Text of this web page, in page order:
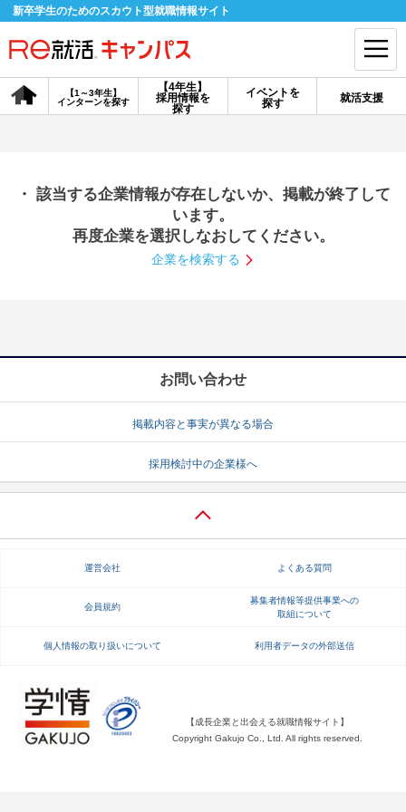
新卒学生のためのスカウト型就職情報サイト
【4年生】
採用情報を
探す
【1～3年生】
インターンを探す
イベントを
探す
就活支援
会員登録 ログイン
探す
【4年生】
説明会を探す
就活ノウハウ・サポート
就活ノウハウが満載！ お役立ち記事・相談室など
就活ニュースペーパー よくある質問
不明点があればこちら
・ 該当する企業情報が存在しないか、掲載が終了して
います。
再度企業を選択しなおしてください。
企業を検索する
お問い合わせ
掲載内容と事実が異なる場合
採用検討中の企業様へ
運営会社 よくある質問
会員規約
募集者情報等提供事業への
取組について
個人情報の取り扱いについて 利用者データの外部送信
【成長企業と出会える就職情報サイト】
Copyright Gakujo Co., Ltd. All rights reserved.